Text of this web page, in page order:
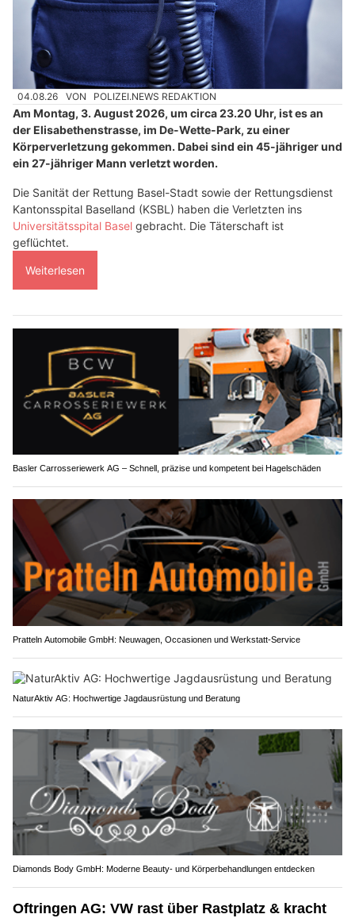
04.08.26 VON POLIZEI.NEWS REDAKTION
Am Montag, 3. August 2026, um circa 23.20 Uhr, ist es an
der Elisabethenstrasse, im De-Wette-Park, zu einer
Körperverletzung gekommen. Dabei sind ein 45-jähriger und
ein 27-jähriger Mann verletzt worden.
Die Sanität der Rettung Basel-Stadt sowie der Rettungsdienst
Kantonsspital Baselland (KSBL) haben die Verletzten ins
Universitätsspital Basel gebracht. Die Täterschaft ist
geflüchtet.
Weiterlesen
Basler Carrosseriewerk AG – Schnell, präzise und kompetent bei Hagelschäden
Pratteln Automobile GmbH: Neuwagen, Occasionen und Werkstatt-Service
NaturAktiv AG: Hochwertige Jagdausrüstung und Beratung
Diamonds Body GmbH: Moderne Beauty- und Körperbehandlungen entdecken
Oftringen AG: VW rast über Rastplatz & kracht